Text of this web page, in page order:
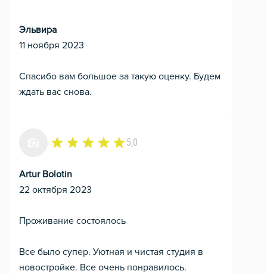
Эльвира
11 ноября 2023
Спасибо вам большое за такую оценку. Будем
ждать вас снова.
5,0
Artur Bolotin
22 октября 2023
Проживание состоялось
Все было супер. Уютная и чистая студия в
новостройке. Все очень понравилось.